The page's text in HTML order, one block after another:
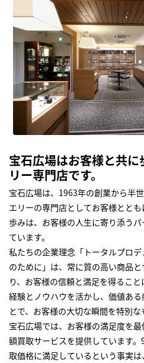
宝石広場はお客様と共
リー専門店です。
宝石広場は、1963年の創業から半
エリーの専門店としてお客様とと
歩みは、お客様の人生に寄り添う
ています。
私たちの企業理念「トータルプロ
のために」は、常に質の高い商品
り、お客様の信頼と満足を得るこ
経験とノウハウを活かし、価値あ
とで、お客様の大切な瞬間を特別な
宝石広場では、お客様の満足度を
額買取サービスを提供しています
取価格に満足しているという事実